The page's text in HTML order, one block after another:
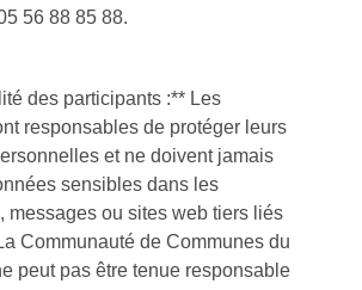
56 88 85 88.
des participants :** Les
responsables de protéger leurs
et ne doivent jamais
sensibles dans les
messages ou sites web tiers liés
Communauté de Communes du
peut pas être tenue responsable